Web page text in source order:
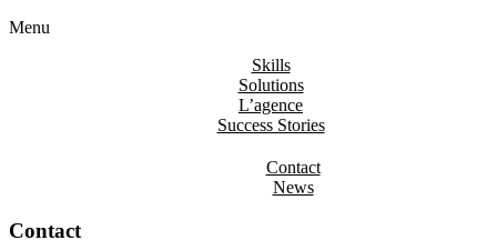
Menu
Skills
Solutions
L’agence
Success Stories
Contact
News
Contact